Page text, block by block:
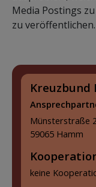
Media Postings
zu veröffentlichen.
Kreuzbund
Münsterstraße
59065 Hamm
keine